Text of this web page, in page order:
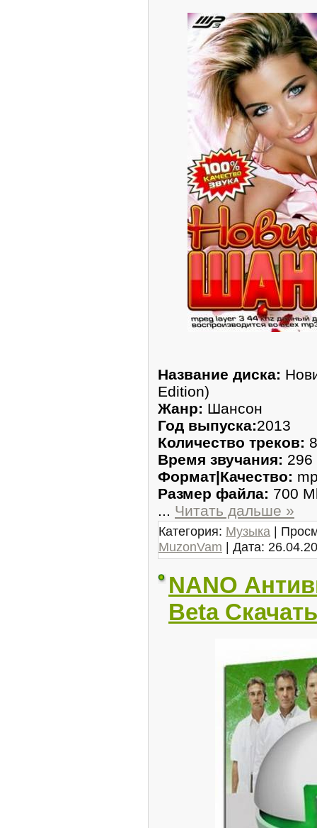
Название диска:
Edition)
Жанр: Шансон
Год выпуска:2013
Количество треков:
Время звучания: 296
Формат|Качество:
Размер файла: 700
... Читать дальше »
Категория: Музыка |
MuzonVam | Дата:
NANO
Beta